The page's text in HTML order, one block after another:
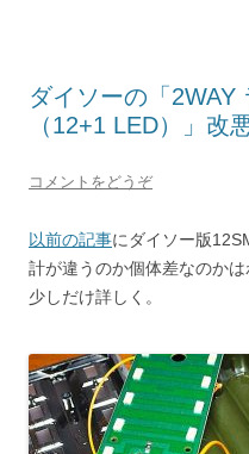
ダイソーの「2WAY
（12+1 LED）」改
コメントをどうぞ
以前の記事にダイソー版
計が違うのか個体差なのか
少しだけ詳しく。